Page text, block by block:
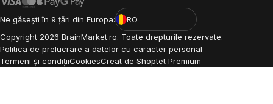
Ne găsești în 9 țări din Europa:
RO
Copyright 2026 BrainMarket.ro. Toate drepturile rezervate.
Politica de prelucrare a datelor cu caracter personal
Termeni și condițiiCookiesCreat de Shoptet Premium